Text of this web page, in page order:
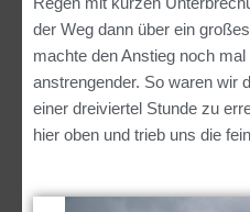
Regen mit kurzen
der Weg dann über ein
machte den Anstieg noch
anstrengender. So waren wir
einer dreiviertel Stunde zu
hier oben und trieb uns die